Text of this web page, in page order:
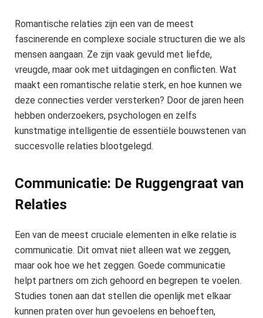
Romantische relaties zijn een van de meest
fascinerende en complexe sociale structuren die we als
mensen aangaan. Ze zijn vaak gevuld met liefde,
vreugde, maar ook met uitdagingen en conflicten. Wat
maakt een romantische relatie sterk, en hoe kunnen we
deze connecties verder versterken? Door de jaren heen
hebben onderzoekers, psychologen en zelfs
kunstmatige intelligentie de essentiële bouwstenen van
succesvolle relaties blootgelegd.
Communicatie: De Ruggengraat van
Relaties
Een van de meest cruciale elementen in elke relatie is
communicatie. Dit omvat niet alleen wat we zeggen,
maar ook hoe we het zeggen. Goede communicatie
helpt partners om zich gehoord en begrepen te voelen.
Studies tonen aan dat stellen die openlijk met elkaar
kunnen praten over hun gevoelens en behoeften,